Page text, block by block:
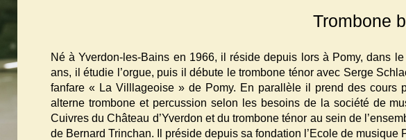
Trombone
Né à Yverdon-les-Bains en 1966, il réside depuis lors à Pomy, dans
ans, il étudie l’orgue, puis il débute le trombone ténor avec Serge
fanfare « La Villlageoise » de Pomy. En parallèle il prend des cours
alterne trombone et percussion selon les besoins de la société de
Cuivres du Château d’Yverdon et du trombone ténor au sein de
de Bernard Trinchan. Il préside depuis sa fondation l’Ecole de musique